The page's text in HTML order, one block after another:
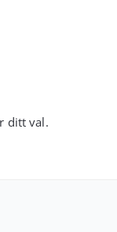
ditt val.